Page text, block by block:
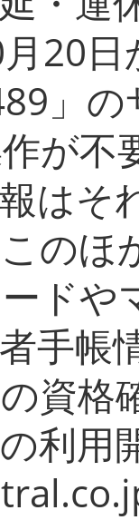
20
」
が不
はそ
のほ
ドや
手帳
資格
利用